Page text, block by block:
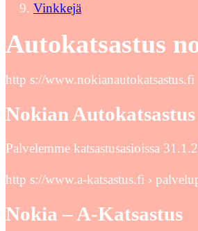
Vinkkejä
Autokatsastus
http s://www.nokianautokatsastus.fi
Nokian Autokatsastus
Palvelemme katsastusasioissa
http s://www.a-katsastus.fi ›
Nokia – A-Katsastus